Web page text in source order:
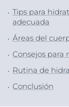
Tips para
adecuada
Áreas del
Consejos para
Rutina de
Conclusión